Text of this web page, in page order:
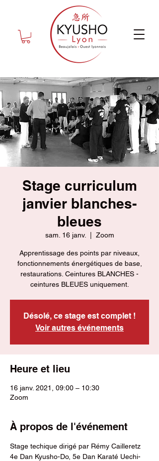
Stage curriculum
janvier blanches-
bleues
sam. 16 janv. Zoom
Apprentissage des points par niveaux,
fonctionnements énergétiques de base,
restaurations. Ceintures BLANCHES -
ceintures BLEUES uniquement.
Désolé, ce stage est complet !
Voir autres événements
Heure et lieu
16 janv. 2021, 09:00 – 10:30
Zoom
À propos de l'événement
Stage techique dirigé par Rémy Cailleretz
4e Dan Kyusho-Do, 5e Dan Karaté Uechi-